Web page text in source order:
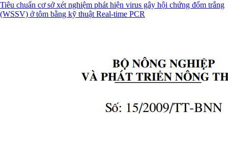
Tiêu chuẩn cơ sở xét nghiệm phát hiện virus gây hội chứng đốm trắng
(WSSV) ở tôm bằng kỹ thuật Real-time PCR